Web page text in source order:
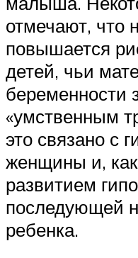
отмечают, что
повышается
детей, чьи
беременности
«умственным
это связано с
женщины и,
развитием
последующей
ребенка.